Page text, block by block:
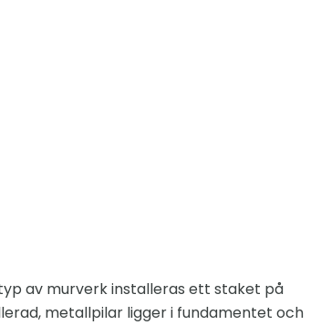
av murverk installeras ett staket på
metallpilar ligger i fundamentet och